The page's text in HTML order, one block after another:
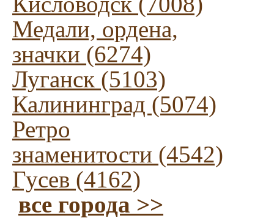
Медали, ордена,
значки (6274)
Луганск (5103)
Калининград (5074)
Ретро
знаменитости (4542)
Гусев (4162)
все города >>